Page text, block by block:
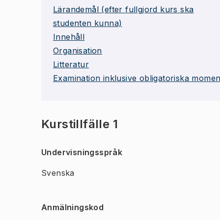
Lärandemål (efter fullgjord kurs ska
studenten kunna)
Innehåll
Organisation
Litteratur
Examination inklusive obligatoriska
Kurstillfälle 1
Undervisningsspråk
Svenska
Anmälningskod